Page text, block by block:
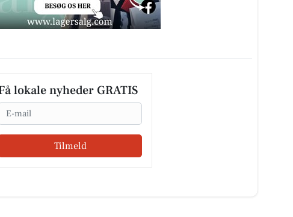
lokale nyheder GRATIS
Tilmeld